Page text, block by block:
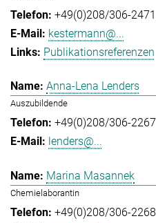
+49(0)208/306-2471
kestermann@...
Publikationsreferenzen
Anna-Lena Lenders
Auszubildende
+49(0)208/306-2267
lenders@...
Marina Masannek
Chemielaborantin
+49(0)208/306-2268